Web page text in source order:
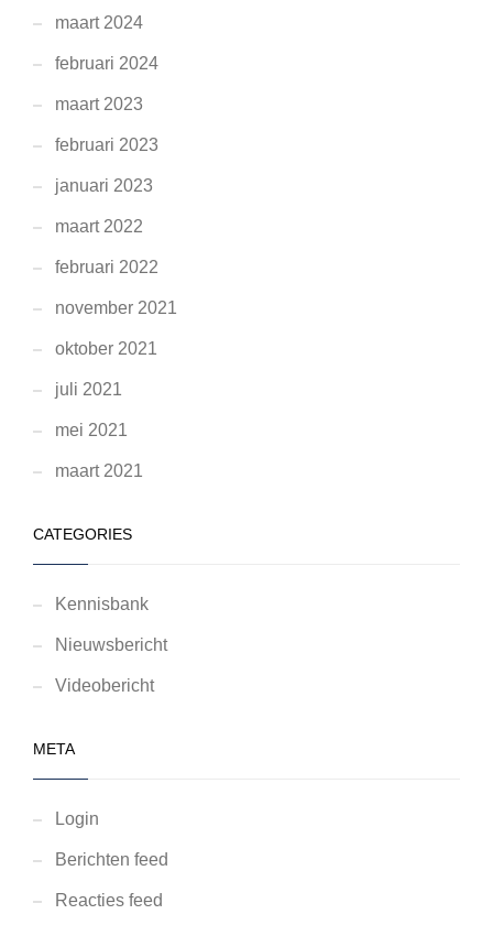
maart 2024
februari 2024
maart 2023
februari 2023
januari 2023
maart 2022
februari 2022
november 2021
oktober 2021
juli 2021
mei 2021
maart 2021
CATEGORIES
Kennisbank
Nieuwsbericht
Videobericht
META
Login
Berichten feed
Reacties feed